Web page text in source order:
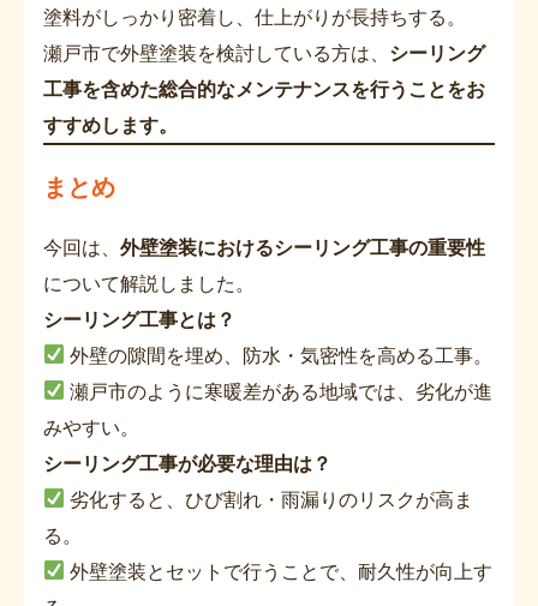
塗料がしっかり密着し、仕上がりが長持ちする。
瀬戸市で外壁塗装を検討している方は、 シーリング
工事を含めた総合的なメンテナンスを行うことをお
すすめします。
まとめ
今回は、 外壁塗装におけるシーリング工事の重要性
について解説しました。
シーリング工事とは？
外壁の隙間を埋め、防水・気密性を高める工事。
瀬戸市のように寒暖差がある地域では、劣化が進
みやすい。
シーリング工事が必要な理由は？
劣化すると、ひび割れ・雨漏りのリスクが高ま
る。
外壁塗装とセットで行うことで、耐久性が向上す